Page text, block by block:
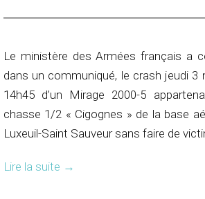
Le ministère des Armées français a
dans un communiqué, le crash jeudi 3
14h45 d’un Mirage 2000-5
chasse 1/2 « Cigognes » de la base
Luxeuil-Saint Sauveur sans faire de
Lire la suite →